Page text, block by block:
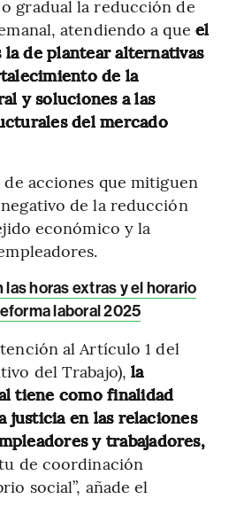
gradual la reducción de
atendiendo a que el
de plantear alternativas
de la
y soluciones a las
del mercado
acciones que mitiguen
de la reducción
económico y la
las horas extras y el horario
laboral 2025
al Artículo 1 del
del Trabajo),la
tiene como finalidad
en las relaciones
y trabajadores,
de coordinación
social”, añade el